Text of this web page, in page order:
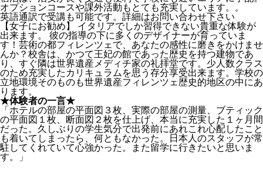
オプションコースや課外活動もとても充実しています。。
英語通訳で受講も可能です。詳細はお問い合わせ下さい
【女子にお勧め】 イタリアでしか習得できない貴重な体験が
出来ます。 彼の指導の下に多くのデザイナーが育っていま
す！芸術の都フィレンツェで、あなたの感性に磨きをかけませ
んか？校舎は、かつて王妃の館であった歴史を持つ建物であ
り、すぐ隣は世界遺産メディチ家の礼拝堂です。少人数クラス
のため充実したカリキュラムを思う存分享受出来ます。学校の
立地環境そのものも世界遺産フィレンツェ歴史的地区の中にあ
ります。
★体験者の一言★
「ホテルの部屋の平面図３枚、実際の部屋の測量、ブティック
の平面図１枚、断面図２枚を仕上げ、本当に充実した１ヶ月間
だった。久しぶりの学生気分で出発前にあれこれ心配したこと
も着いてしまったら、何ともなかった。日本人のスタッフが常
駐してくれていて心強かった。また留学に行きたいと思いま
す。」